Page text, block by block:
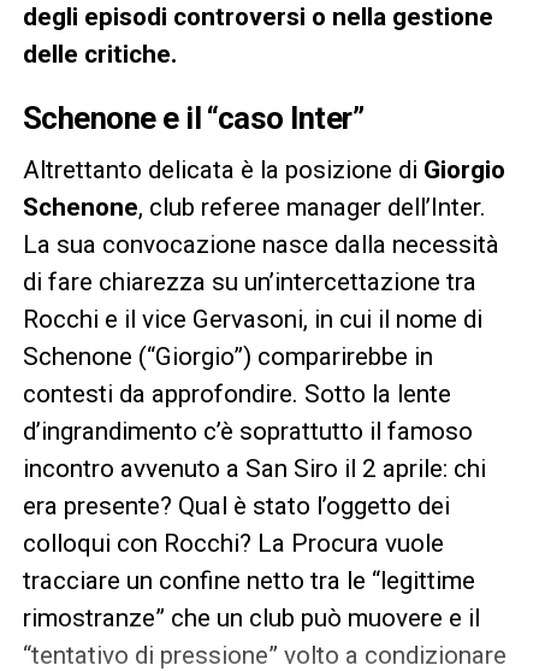
degli episodi controversi o nella gestione
delle critiche.
Schenone e il “caso Inter”
Altrettanto delicata è la posizione di Giorgio
Schenone, club referee manager dell’Inter.
La sua convocazione nasce dalla necessità
di fare chiarezza su un’intercettazione tra
Rocchi e il vice Gervasoni, in cui il nome di
Schenone (“Giorgio”) comparirebbe in
contesti da approfondire. Sotto la lente
d’ingrandimento c’è soprattutto il famoso
incontro avvenuto a San Siro il 2 aprile: chi
era presente? Qual è stato l’oggetto dei
colloqui con Rocchi? La Procura vuole
tracciare un confine netto tra le “legittime
rimostranze” che un club può muovere e il
“tentativo di pressione” volto a condizionare